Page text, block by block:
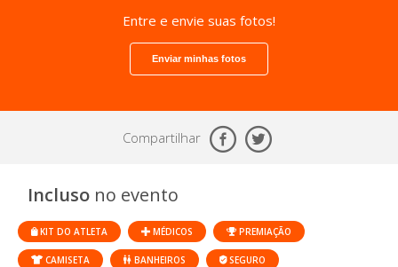
Entre e envie suas fotos!
Enviar minhas fotos
Compartilhar
Incluso no evento
KIT DO ATLETA MÉDICOS PREMIAÇÃO
CAMISETA BANHEIROS SEGURO